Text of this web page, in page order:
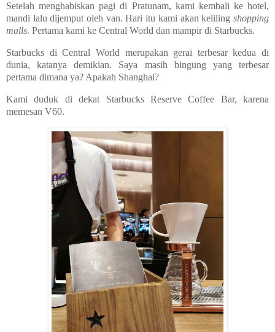
Setelah menghabiskan pagi di Pratunam, kami kembali ke hotel,
mandi lalu dijemput oleh van. Hari itu kami akan keliling shopping
malls. Pertama kami ke Central World dan mampir di Starbucks.
Starbucks di Central World merupakan gerai terbesar kedua di
dunia, katanya demikian. Saya masih bingung yang terbesar
pertama dimana ya? Apakah Shanghai?
Kami duduk di dekat Starbucks Reserve Coffee Bar, karena
memesan V60.